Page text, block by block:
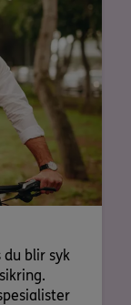
blir syk